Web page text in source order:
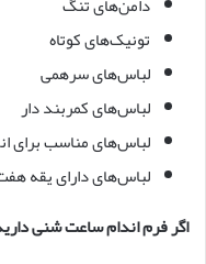
تونیک‌های کوتاه
لباس‌های سرهمی
لباس‌های کمربند دار
لباس‌های مناسب برای
لباس‌های دارای یقه
اگر فرم اندام ساعت شنی